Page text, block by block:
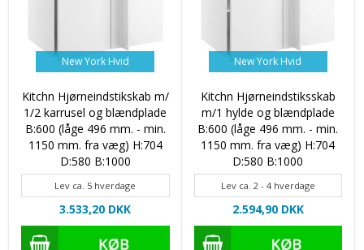
New York Hvid
Kitchn Hjørneindstikskab m/
1/2 karrusel og blændplade
B:600 (låge 496 mm. - min.
1150 mm. fra væg) H:704
D:580 B:1000
Lev ca. 5 hverdage
3.533,20 DKK
New York Hvid
Kitchn Hjørneindstiksskab
m/1 hylde og blændplade
B:600 (låge 496 mm. - min.
1150 mm. fra væg) H:704
D:580 B:1000
Lev ca. 2 - 4 hverdage
2.594,90 DKK